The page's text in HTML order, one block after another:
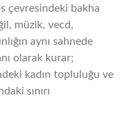
çevresindeki bakha
müzik, vecd,
aynı sahnede
olarak kurar;
kadın topluluğu ve
sınırı